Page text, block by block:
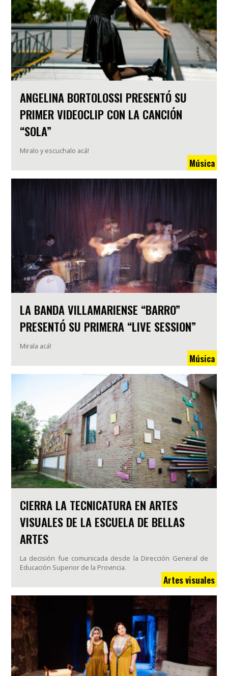
ANGELINA BORTOLOSSI PRESENTÓ SU
PRIMER VIDEOCLIP CON LA CANCIÓN
“SOLA”
Miralo y escuchalo acá!
Música
LA BANDA VILLAMARIENSE “BARRO”
PRESENTÓ SU PRIMERA “LIVE SESSION”
Mirala acá!
Música
CIERRA LA TECNICATURA EN ARTES
VISUALES DE LA ESCUELA DE BELLAS
ARTES
La decisión fue comunicada desde la Dirección General de
Educación Superior de la Provincia.
Artes visuales